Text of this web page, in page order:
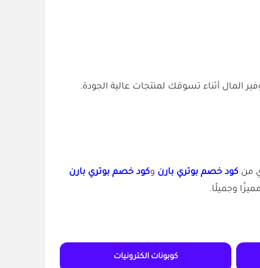
المال أثناء تسوقك لمنتجات عالية الجودة.
من كود خصم بوتري بارن وكود خصم بوتري بارن
وجميلًا.
كوبونات الكترونيات